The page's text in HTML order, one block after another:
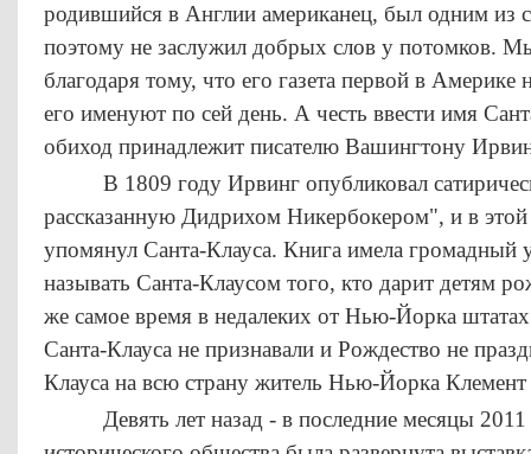
родившийся в Англии американец, был одним из
поэтому не заслужил добрых слов у потомков.
благодаря тому, что его газета первой в Америке
его именуют по сей день. А честь ввести имя
обиход принадлежит писателю Вашингтону
В 1809 году Ирвинг опубликовал
рассказанную Дидрихом Никербокером", и в этой
упомянул Санта-Клауса. Книга имела
называть Санта-Клаусом того, кто дарит детям
же самое время в недалеких от Нью-Йорка
Санта-Клауса не признавали и Рождество не
Клауса на всю страну житель Нью-Йорка
Девять лет назад - в последние месяцы 2011